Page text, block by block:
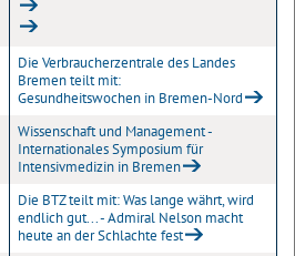
Die Verbraucherzentrale des Landes
Bremen teilt mit:
Gesundheitswochen in Bremen-Nord
Wissenschaft und Management -
Internationales Symposium für
Intensivmedizin in Bremen
Die BTZ teilt mit: Was lange währt, wird
endlich gut... - Admiral Nelson macht
heute an der Schlachte fest